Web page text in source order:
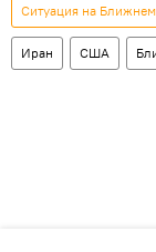
Ситуация на
Иран США